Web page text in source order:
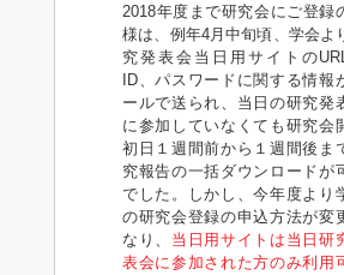
2018年度まで研究会にご登録
様は、例年4月中旬頃、学会よ
究発表会当日用サイトの
ID、パスワードに関する情報
ールで送られ、当日の研究発
に参加していなくても研究会
初日１週間前から１週間後ま
究報告の一括ダウンロードが
でした。しかし、今年度より
の研究会登録の申込方法が変
なり、 当日用サイトは当日研
表会に参加された方のみ利用